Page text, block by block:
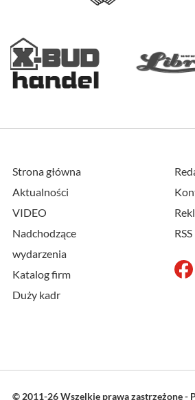
Strona główna
Aktualności
VIDEO
Nadchodzące
wydarzenia
Katalog firm
Duży kadr
RSS
© 2011-26 Wszelkie prawa zastrzeżone -